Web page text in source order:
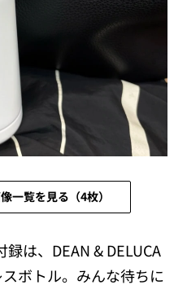
一覧を見る（4枚）
録は、DEAN & DELUCA
ボトル。みんな待ちに